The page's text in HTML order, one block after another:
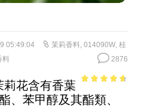
05:49:04 茉莉香料 014090W, 桂
料 2876
5
莉花含有香葉
、苯甲醇及其酯類、